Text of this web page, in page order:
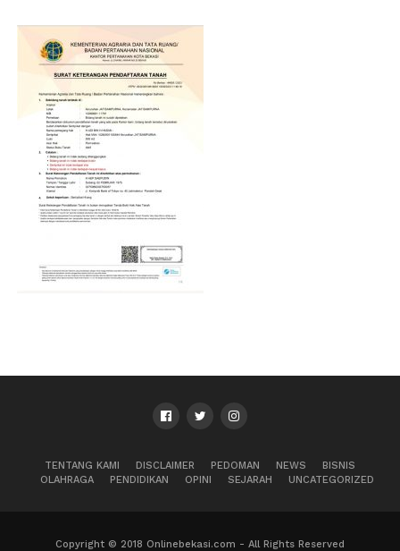
TENTANG KAMI DISCLAIMER PEDOMAN NEWS
BISNIS
OLAHRAGA
PENDIDIKAN OPINI SEJARAH UNCATEGORIZED
Copyright © 2018 Onlinebekasi.com - All Rights Reserved